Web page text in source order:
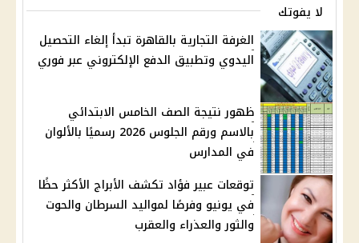
لا يفوتك
الغرفة التجارية بالقاهرة تبدأ إلغاء التحصيل
اليدوي وتطبيق الدفع الإلكتروني عبر فوري
ظهور نتيجة الصف الخامس الابتدائي
بالاسم ورقم الجلوس 2026 رسميًا بالألوان
في المدارس
توقعات عبير فؤاد تكشف الأبراج الأكثر حظًا
في يونيو وفرصًا لمواليد السرطان والحوت
والثور والعذراء والعقرب